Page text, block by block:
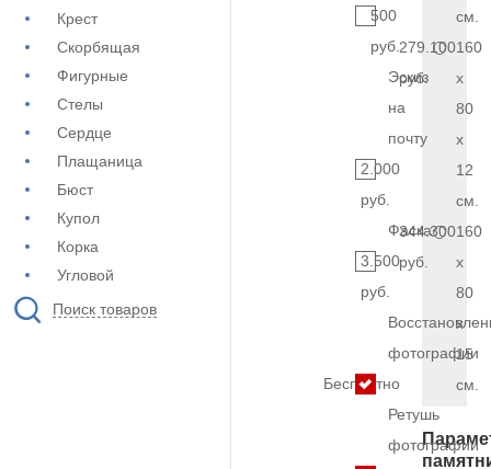
Крест
Скорбящая
Фигурные
Стелы
Сердце
Плащаница
Бюст
Купол
Корка
Угловой
Поиск товаров
500
руб.
Эскиз
на
почту
2.000
руб.
Фаска
3.500
руб.
фотографии
Бесплатно
Ретушь
фотографии
см.
279.100
руб.
160
x
80
x
12
см.
344.300
руб.
160
x
80
x
15
см.